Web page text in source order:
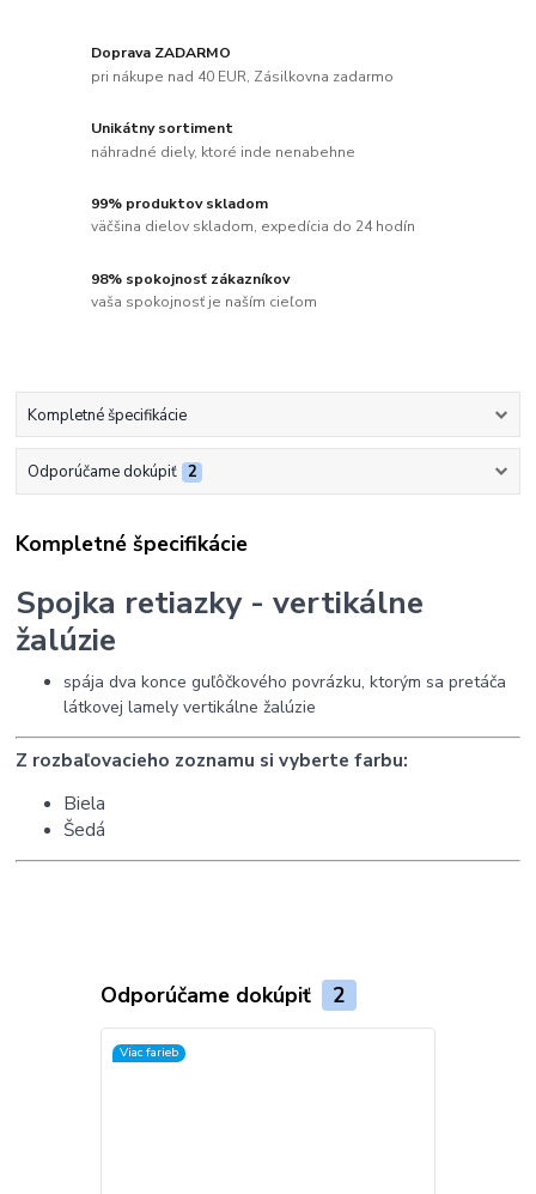
Doprava ZADARMO
pri nákupe nad 40 EUR, Zásilkovna zadarmo
Unikátny sortiment
náhradné diely, ktoré inde nenabehne
99% produktov skladom
väčšina dielov skladom, expedícia do 24 hodín
98% spokojnosť zákazníkov
vaša spokojnosť je naším cieľom
Kompletné špecifikácie
Odporúčame dokúpiť 2
Kompletné špecifikácie
Spojka retiazky - vertikálne
žalúzie
spája dva konce guľôčkového povrázku, ktorým sa pretáča
látkovej lamely vertikálne žalúzie
Z rozbaľovacieho zoznamu si vyberte farbu:
Biela
Šedá
Odporúčame dokúpiť 2
Viac farieb